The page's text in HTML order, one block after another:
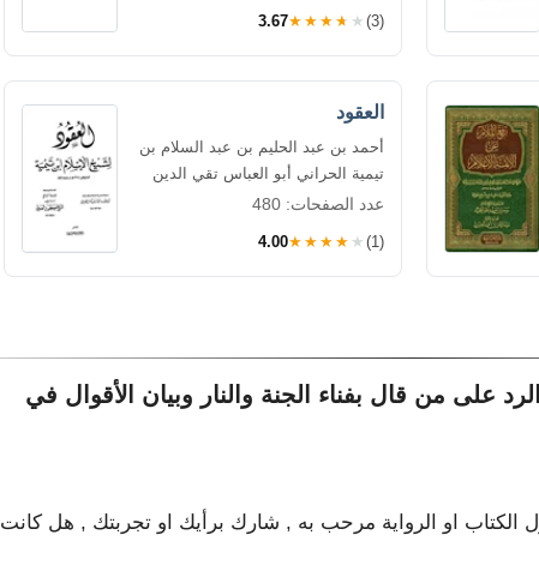
3.67★★★★★ (3)
العقود
أحمد بن عبد الحليم بن عبد السلام بن
تيمية الحراني أبو العباس تقي الدين
عدد الصفحات: 480
4.00★★★★★ (1)
على من قال بفناء الجنة والنار وبيان الأقوال في
الكتاب او الرواية مرحب به , شارك برأيك او تجربتك , هل كانت